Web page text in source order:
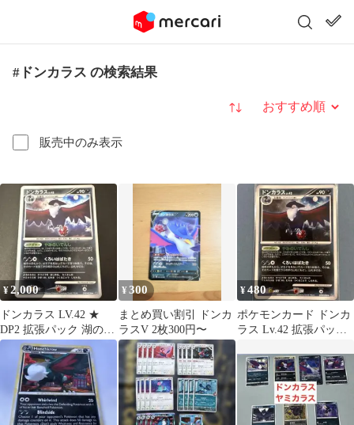
#ドンカラス の検索結果
販売中のみ表示
並び替え
¥2,000
ドンカラス LV.42 ★
DP2 拡張パック 湖の秘
密 キラ DPBP#226
¥300
まとめ買い割引 ドンカ
ラスV 2枚300円〜
¥480
ポケモンカード ドンカ
ラス Lv.42 拡張パック